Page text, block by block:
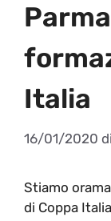
Italia
16/01/2020 di
Stiamo
di Coppa